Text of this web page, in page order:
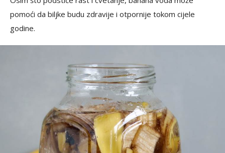
pomoći da biljke budu zdravije i otpornije tokom cijele
godine.